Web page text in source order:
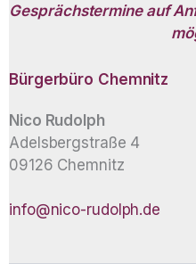
Gesprächstermine auf
Bürgerbüro Chemnitz
Nico Rudolph
Adelsbergstraße 4
09126 Chemnitz
info@nico-rudolph.de